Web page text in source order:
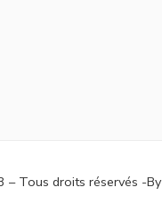
– Tous droits réservés -By